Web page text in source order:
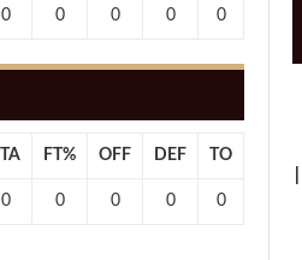
0 0 0 0 0
FT% OFF DEF TO
0 0 0 0 0